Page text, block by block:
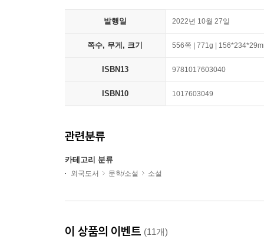
발행일 2022년 10월 27일
쪽수, 무게, 크기 556쪽 | 771g |
ISBN13 9781017603040
ISBN10 1017603049
관련분류
카테고리 분류
외국도서 문학/소설 소설
이 상품의 이벤트 (11개)